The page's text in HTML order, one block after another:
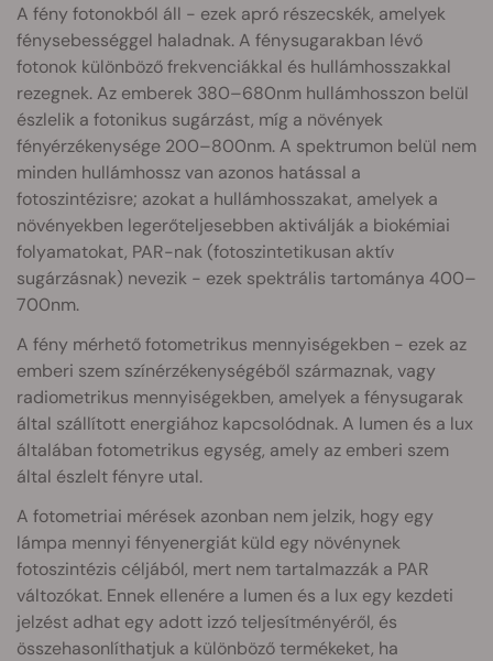
A fény fotonokból áll - ezek apró részecskék, amelyek
fénysebességgel haladnak. A fénysugarakban lévő
fotonok különböző frekvenciákkal és hullámhosszakkal
rezegnek. Az emberek 380–680nm hullámhosszon belül
észlelik a fotonikus sugárzást, míg a növények
fényérzékenysége 200–800nm. A spektrumon belül nem
minden hullámhossz van azonos hatással a
fotoszintézisre; azokat a hullámhosszakat, amelyek a
növényekben legerőteljesebben aktiválják a biokémiai
folyamatokat, PAR-nak (fotoszintetikusan aktív
sugárzásnak) nevezik - ezek spektrális tartománya 400–
700nm.
A fény mérhető fotometrikus mennyiségekben - ezek az
emberi szem színérzékenységéből származnak, vagy
radiometrikus mennyiségekben, amelyek a fénysugarak
által szállított energiához kapcsolódnak. A lumen és a lux
általában fotometrikus egység, amely az emberi szem
által észlelt fényre utal.
A fotometriai mérések azonban nem jelzik, hogy egy
lámpa mennyi fényenergiát küld egy növénynek
fotoszintézis céljából, mert nem tartalmazzák a PAR
változókat. Ennek ellenére a lumen és a lux egy kezdeti
jelzést adhat egy adott izzó teljesítményéről, és
összehasonlíthatjuk a különböző termékeket, ha